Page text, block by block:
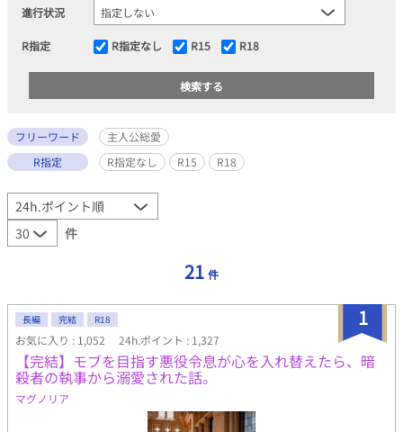
進行状況
R指定 R指定なし R15 R18
フリーワード
主人公総愛
R指定
R指定なし R15 R18
件
21 件
1
長編 完結 R18
お気に入り : 1,052 24h.ポイント : 1,327
【完結】モブを目指す悪役令息が心を入れ替えたら、暗
殺者の執事から溺愛された話。
マグノリア